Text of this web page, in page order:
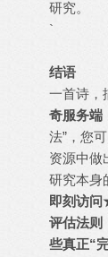
研究。
`
结语
一首诗，
奇服务端
法”，您
资源中做
研究本身
即刻访
评估法则
些真正“